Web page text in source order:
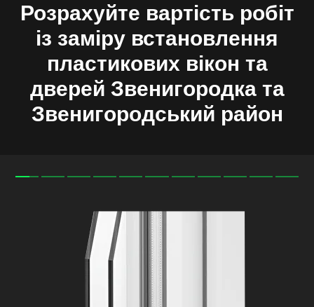
Розрахуйте вартість робіт
із заміру встановлення
пластикових вікон та
дверей Звенигородката
Звенигородський район